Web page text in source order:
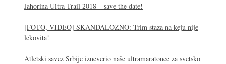
Jahorina Ultra Trail 2018 – save the date!
[FOTO, VIDEO] SKANDALOZNO: Trim staza na keju nije
lekovita!
Atletski savez Srbije izneverio naše ultramaratonce za svetsko